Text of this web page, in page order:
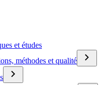
et études
méthodes et qualité